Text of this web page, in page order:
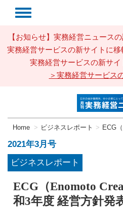
【お知らせ】実務経営ニュース
実務経営サービスの新サイトに移
実務経営サービスの新サイ
＞実務経営サービス
Home ビジネスレポート ECG
2021年3月号
ビジネスレポート
ECG（Enomoto
和3年度 経営方針発